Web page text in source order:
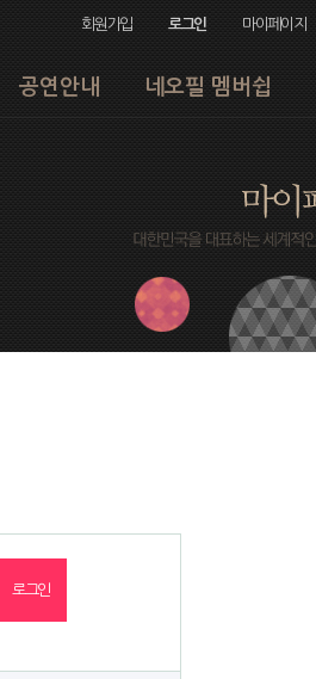
회원가입 로그인 마이페이지
공연안내 네오필 멤버쉽